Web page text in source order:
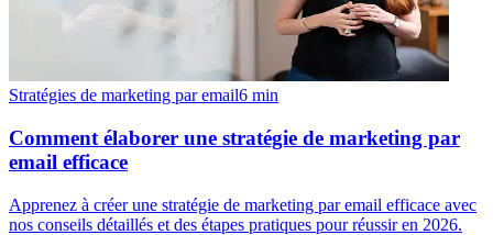
Stratégies de marketing par email6 min
Comment élaborer une stratégie de marketing par
email efficace
Apprenez à créer une stratégie de marketing par email efficace avec
nos conseils détaillés et des étapes pratiques pour réussir en 2026.